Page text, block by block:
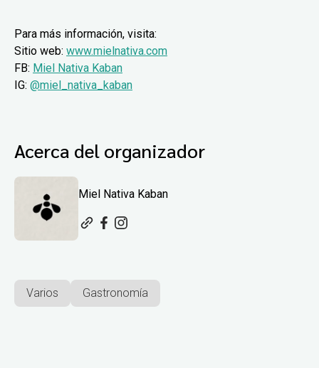
Para más información, visita:
Sitio web: www.mielnativa.com
FB: Miel Nativa Kaban
IG: @miel_nativa_kaban
Acerca del organizador
Miel Nativa Kaban
Varios Gastronomía